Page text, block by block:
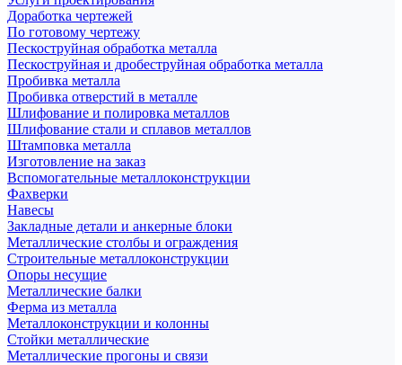
Доработка чертежей
По готовому чертежу
Пескоструйная обработка металла
Пескоструйная и дробеструйная обработка металла
Пробивка металла
Пробивка отверстий в металле
Шлифование и полировка металлов
Шлифование стали и сплавов металлов
Штамповка металла
Изготовление на заказ
Вспомогательные металлоконструкции
Фахверки
Навесы
Закладные детали и анкерные блоки
Металлические столбы и ограждения
Строительные металлоконструкции
Опоры несущие
Металлические балки
Ферма из металла
Металлоконструкции и колонны
Стойки металлические
Металлические прогоны и связи